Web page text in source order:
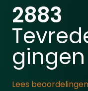
2883
Lees beoordelingen